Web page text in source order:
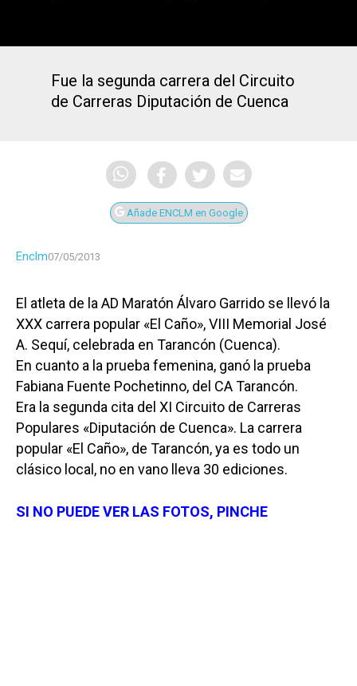
Fue la segunda carrera del Circuito
de Carreras Diputación de Cuenca
Añade ENCLM en Google
Enclm07/05/2013
El atleta de la AD Maratón Álvaro Garrido se llevó la
XXX carrera popular «El Caño», VIII Memorial José
A. Sequí, celebrada en Tarancón (Cuenca).
En cuanto a la prueba femenina, ganó la prueba
Fabiana Fuente Pochetinno, del CA Tarancón.
Era la segunda cita del XI Circuito de Carreras
Populares «Diputación de Cuenca». La carrera
popular «El Caño», de Tarancón, ya es todo un
clásico local, no en vano lleva 30 ediciones.
SI NO PUEDE VER LAS FOTOS, PINCHE